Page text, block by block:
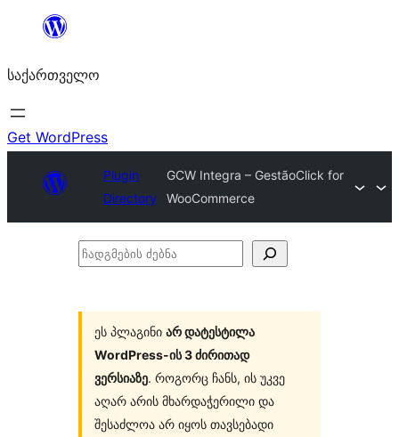
შიგთავსზე
საქართველო
Get WordPress
Plugin
Directory
GCW Integra – GestãoClick for
WooCommerce
ჩადგმების
ეს პლაგინი არ დატესტილა
WordPress-ის 3 ძირითად
ვერსიაზე. როგორც ჩანს, ის უკვე
აღარ არის მხარდაჭერილი და
შესაძლოა არ იყოს თავსებადი